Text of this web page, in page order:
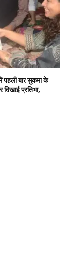
पहली बार सुकमा के
दिखाई प्रतिभा,